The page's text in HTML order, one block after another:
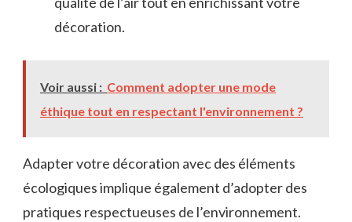
décoration.
Voir aussi : Comment adopter une mode
éthique tout en respectant l'environnement ?
Adapter votre décoration avec des éléments
écologiques implique également d’adopter des
pratiques respectueuses de l’environnement.